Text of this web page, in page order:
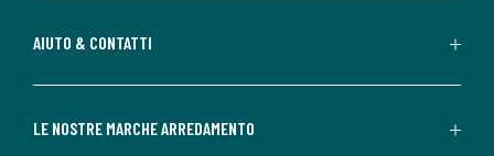
AIUTO & CONTATTI
LE NOSTRE MARCHE ARREDAMENTO